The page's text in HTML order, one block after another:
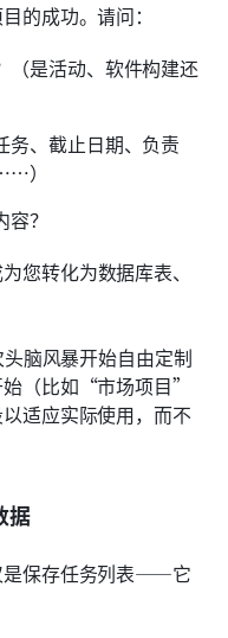
的成功。请问：
（是活动、软件构建还
务、截止日期、负责
）
？
转化为数据库表、
脑风暴开始自由定制
（比如“市场项目”
适应实际使用，而不
据
是保存任务列表——它